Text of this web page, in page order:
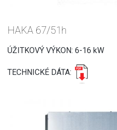
HAKA 67/51h
ÚŽITKOVÝ VÝKON: 6-16 kW
TECHNICKÉ DÁTA: